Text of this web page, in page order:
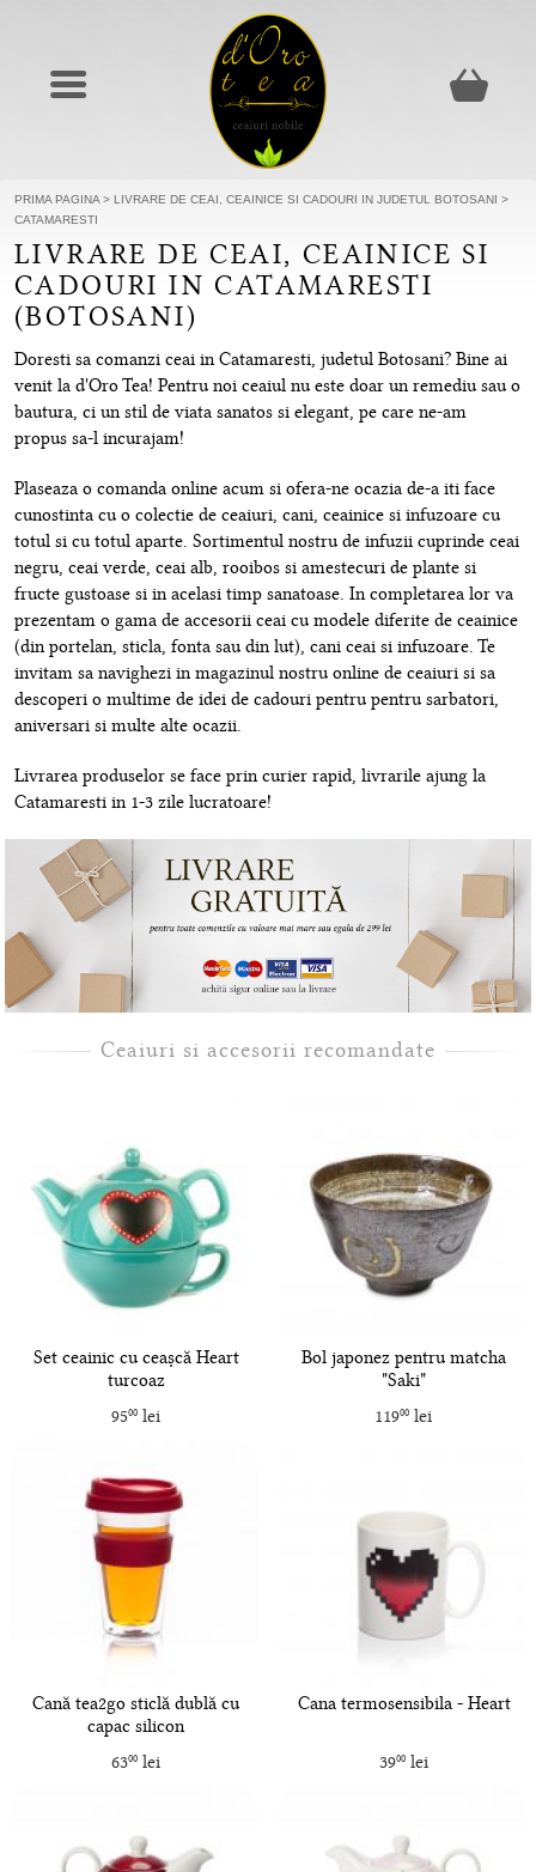
PRIMA PAGINA > LIVRARE DE CEAI, CEAINICE SI CADOURI IN JUDETUL BOTOSANI >
CATAMARESTI
LIVRARE DE CEAI, CEAINICE SI
CADOURI IN CATAMARESTI
(BOTOSANI)
Doresti sa comanzi ceai in Catamaresti, judetul Botosani? Bine ai
venit la d'Oro Tea! Pentru noi ceaiul nu este doar un remediu sau o
bautura, ci un stil de viata sanatos si elegant, pe care ne-am
propus sa-l incurajam!
Plaseaza o comanda online acum si ofera-ne ocazia de-a iti face
cunostinta cu o colectie de ceaiuri, cani, ceainice si infuzoare cu
totul si cu totul aparte. Sortimentul nostru de infuzii cuprinde ceai
negru, ceai verde, ceai alb, rooibos si amestecuri de plante si
fructe gustoase si in acelasi timp sanatoase. In completarea lor va
prezentam o gama de accesorii ceai cu modele diferite de ceainice
(din portelan, sticla, fonta sau din lut), cani ceai si infuzoare. Te
invitam sa navighezi in magazinul nostru online de ceaiuri si sa
descoperi o multime de idei de cadouri pentru pentru sarbatori,
aniversari si multe alte ocazii.
Livrarea produselor se face prin curier rapid, livrarile ajung la
Catamaresti in 1-3 zile lucratoare!
Ceaiuri si accesorii recomandate
Set ceainic cu ceașcă Heart
turcoaz
9500lei
Bol japonez pentru matcha
"Saki"
11900 lei
Cană tea2go sticlă dublă cu
capac silicon
6300lei
Cana termosensibila - Heart
3900lei